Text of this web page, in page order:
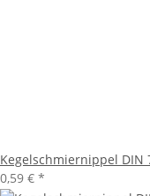
Kegelschmiernippel DIN
0,59 € *